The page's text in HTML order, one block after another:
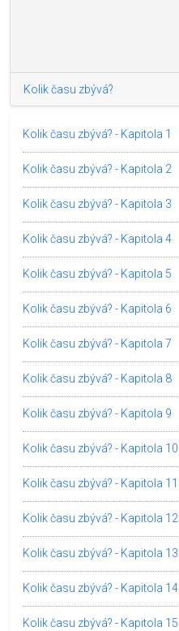
Kolik času zbývá?
Kolik času zbývá? - Kapitola 1
Kolik času zbývá? - Kapitola 2
Kolik času zbývá? - Kapitola 3
Kolik času zbývá? - Kapitola 4
Kolik času zbývá? - Kapitola 5
Kolik času zbývá? - Kapitola 6
Kolik času zbývá? - Kapitola 7
Kolik času zbývá? - Kapitola 8
Kolik času zbývá? - Kapitola 9
Kolik času zbývá? - Kapitola 10
Kolik času zbývá? - Kapitola 11
Kolik času zbývá? - Kapitola 12
Kolik času zbývá? - Kapitola 13
Kolik času zbývá? - Kapitola 14
Kolik času zbývá? - Kapitola 15